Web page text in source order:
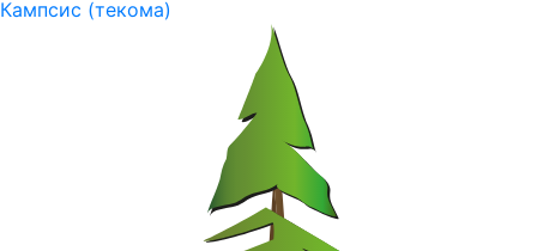
Кампсис (текома)